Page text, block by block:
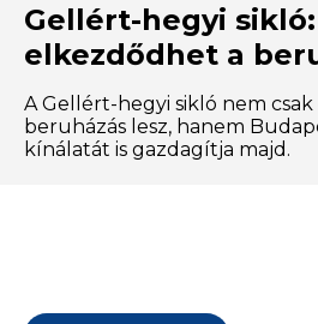
Gellért-hegyi sikló:
elkezdődhet a
A Gellért-hegyi sikló nem
beruházás lesz, hanem
kínálatát is gazdagítja majd.